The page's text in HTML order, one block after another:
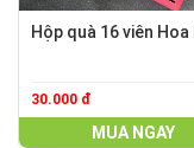
Hộp quà 16 viên Hoa
30.000 đ
MUA NGAY